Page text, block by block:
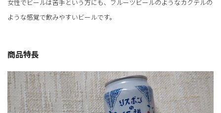
女性でビールは苦手という方にも、フルーツビールのようなカクテルの
ような感覚で飲みやすいビールです。
商品特長